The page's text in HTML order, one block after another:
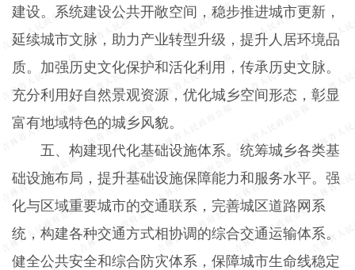
建设。系统建设公共开敞空间，稳步推进城市更新，
延续城市文脉，助力产业转型升级，提升人居环境品
质。加强历史文化保护和活化利用，传承历史文脉。
充分利用好自然景观资源，优化城乡空间形态，彰显
富有地域特色的城乡风貌。
五、构建现代化基础设施体系。统筹城乡各类基
础设施布局，提升基础设施保障能力和服务水平。强
化与区域重要城市的交通联系，完善城区道路网系
统，构建各种交通方式相协调的综合交通运输体系。
健全公共安全和综合防灾体系，保障城市生命线稳定